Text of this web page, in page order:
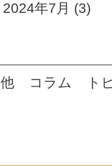
2024年7月 (3)
コラム
ト